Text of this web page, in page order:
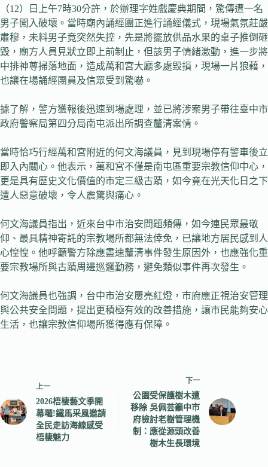
（12）日上午7時30分許，於辦理字姓戲慶典期間，驚傳遭一名
男子闖入破壞。當時廟內誦經團正進行誦經儀式，現場氣氛莊嚴
肅穆，未料男子竟突然失控，先是將擺放供品水果的桌子推倒砸
毀，廟方人員見狀立即上前制止，但該男子情緒激動，進一步將
中排神尊掃落地面，造成萬和宮大廳多處毀損，現場一片狼藉，
也讓在場誦經團員及信眾受到驚嚇。
據了解，警方獲報後迅速到場處理，並已將涉案男子帶往臺中市
政府警察局第四分局南屯派出所調查釐清案情。
當時恰巧行經萬和宮附近的何文海議員，見到現場停有警車後立
即入內關心。他表示，萬和宮不僅是南屯區重要宗教信仰中心，
更是具有歷史文化價值的市定三級古蹟，如今竟在光天化日之下
遭人惡意破壞，令人震驚與痛心。
何文海議員指出，近來台中市治安問題頻傳，如今連民眾最敬
仰、最具精神寄託的宗教場所都無法倖免，已讓地方居民感到人
心惶惶。他呼籲警方除應盡速釐清事件發生原因外，也應強化重
要宗教場所與古蹟周邊巡邏勤務，避免類似事件再次發生。
何文海議員也強調，台中市治安屢亮紅燈，市府應正視治安管理
與公共安全問題，提出更積極有效的改善措施，讓市民能夠安心
生活，也讓宗教信仰場所獲得應有保障。
上一
2026梧棲藝文季開
幕囉!鐵馬采風邀請
全民走訪海線感受
梧棲魅力
下一
公園受保護樹木遭
移除 吳佩芸籲中市
府檢討老樹管理機
制：應從源頭改善
樹木生長環境